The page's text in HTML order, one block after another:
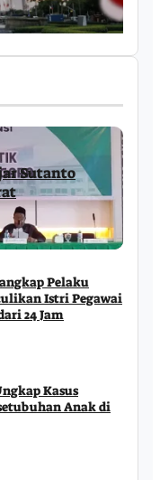
Sutanto
Pelaku
Istri Pegawai
24 Jam
Kasus
Anak di